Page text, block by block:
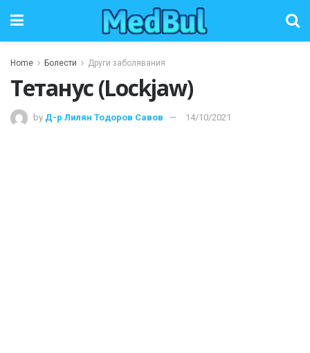
Home Болести Други заболявания
Тетанус (Lockjaw)
by Д-р Лилян Тодоров Савов 14/10/2021